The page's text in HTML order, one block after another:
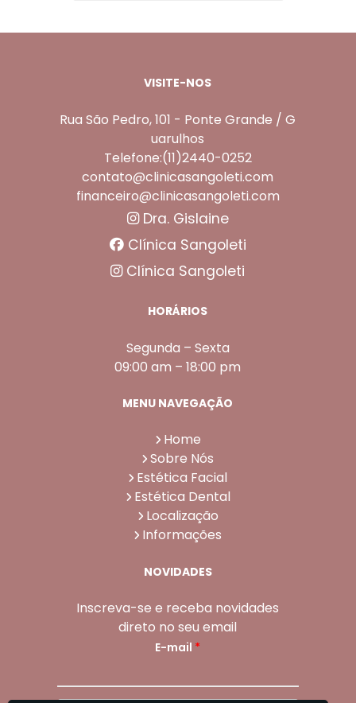
VISITE-NOS
Rua São Pedro, 101 - Ponte Grande / G
uarulhos
Telefone:(11)2440-0252
contato@clinicasangoleti.com
financeiro@clinicasangoleti.com
Dra. Gislaine
Clínica Sangoleti
Clínica Sangoleti
HORÁRIOS
Segunda – Sexta
09:00 am – 18:00 pm
MENU NAVEGAÇÃO
Home
Sobre Nós
Estética Facial
Estética Dental
Localização
Informações
NOVIDADES
Inscreva-se e receba novidades
direto no seu email
E-mail *